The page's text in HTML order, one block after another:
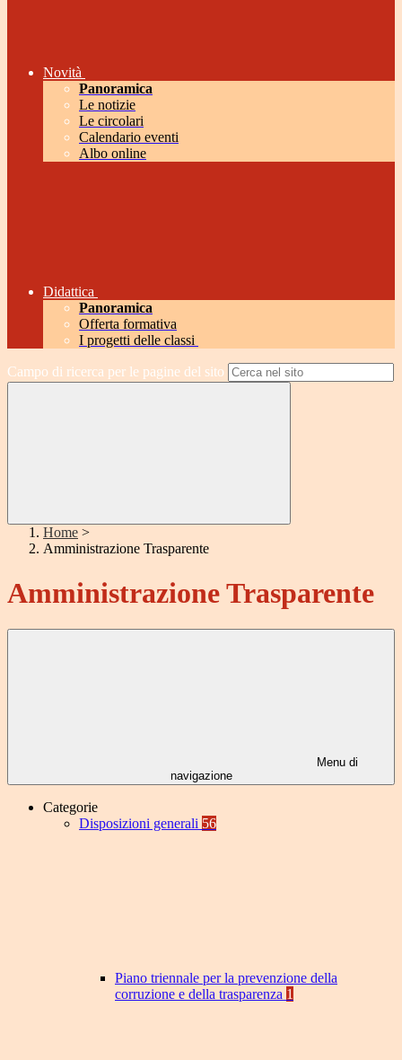
Novità
Panoramica
Le notizie
Le circolari
Calendario eventi
Albo online
Didattica
Panoramica
Offerta formativa
I progetti delle classi
Campo di ricerca per le pagine del sito
Home >
Amministrazione Trasparente
Amministrazione Trasparente
Menu di
navigazione
Categorie
Disposizioni generali 56
Piano triennale per la prevenzione della
corruzione e della trasparenza 1